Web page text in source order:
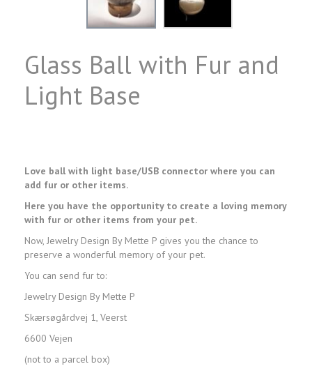
Glass Ball with Fur and
Light Base
Love ball with light base/USB connector where you can
add fur or other items.
Here you have the opportunity to create a loving memory
with fur or other items from your pet.
Now, Jewelry Design By Mette P gives you the chance to
preserve a wonderful memory of your pet.
You can send fur to:
Jewelry Design By Mette P
Skærsøgårdvej 1, Veerst
6600 Vejen
(not to a parcel box)